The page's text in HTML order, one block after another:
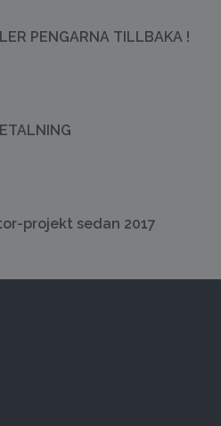
PENGARNA TILLBAKA !
projekt sedan 2017